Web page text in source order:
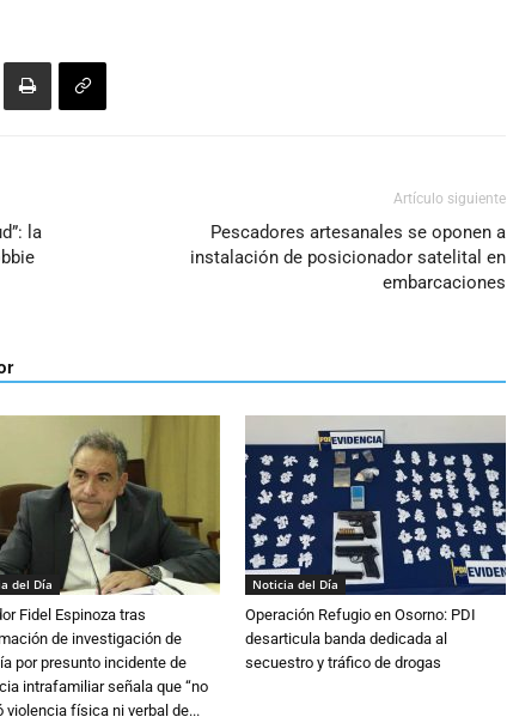
volumen.
la
Artículo siguiente
Pescadores artesanales se oponen a
instalación de posicionador satelital en
embarcaciones
del Día
Fidel Espinoza tras
de investigación de
por presunto incidente de
intrafamiliar señala que “no
violencia física ni verbal de...
Noticia del Día
Operación Refugio en Osorno: PDI
desarticula banda dedicada al
secuestro y tráfico de drogas